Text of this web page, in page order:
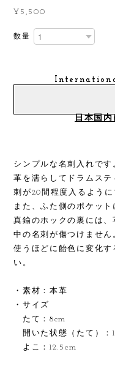
¥5,500
数量
日本国
シンプルな名刺入れです
革を濡らしてドラムステ
刺が20間程度入るように
また、ふた側のポケット
真鍮のホックの裏には、
中の名刺が傷つけません
使うほどに飴色に変化す
い。
・素材：本革
・サイズ
たて：8cm
開いた状態（たて）：
よこ：12.5cm